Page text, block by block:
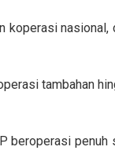
nasional,
tambahan
beroperasi